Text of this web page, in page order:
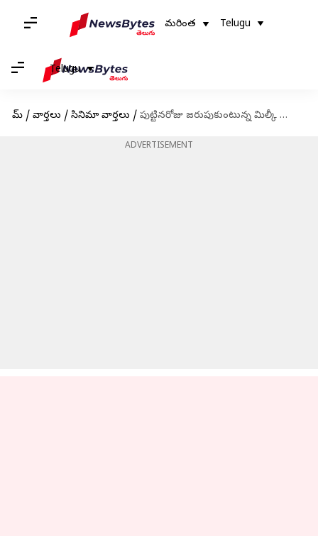
మరింత Telugu
Telugu
హోమ్ / వార్తలు / సినిమా వార్తలు / పుట్టినరోజు జరుపుకుంటున్న మిల్కీ బ్యూటీ తమన్నా
ADVERTISEMENT